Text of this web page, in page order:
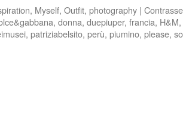
, Myself, Outfit, photography |
, donna, duepiuper, francia, H&M,
, patriziabelsito, perù, piumino, please,